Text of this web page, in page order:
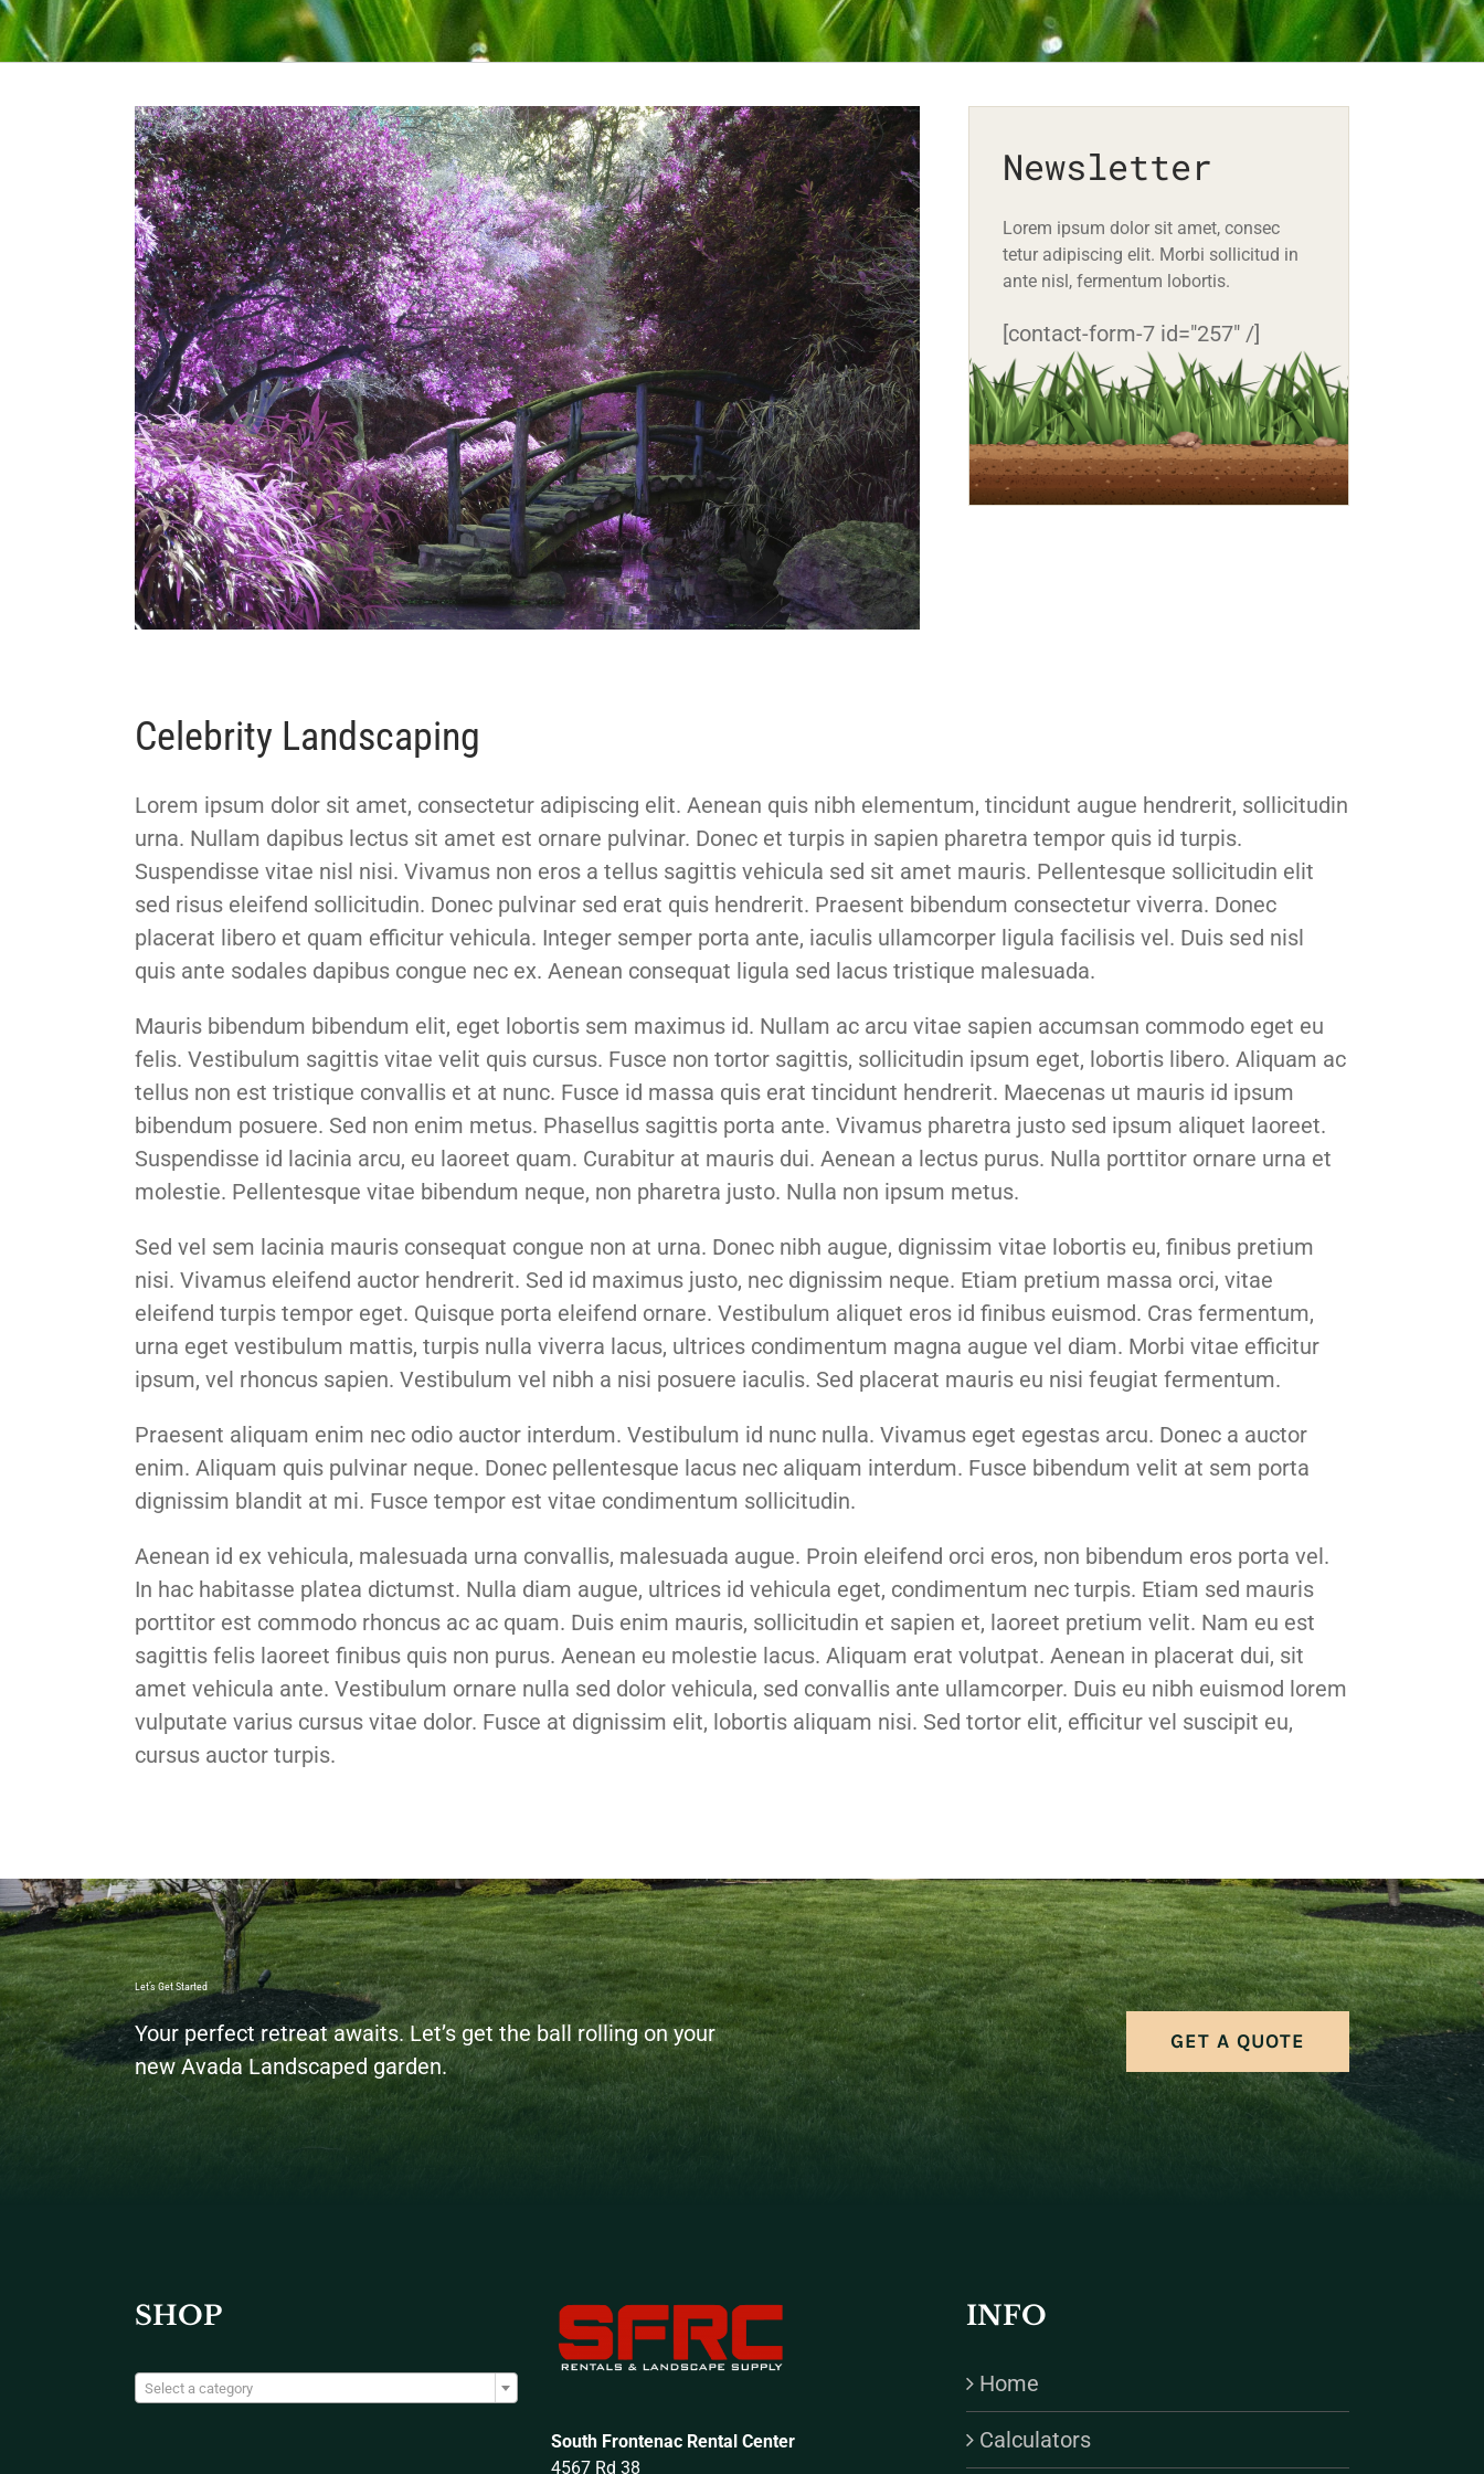
Newsletter
Lorem ipsum dolor sit amet, consec
tetur adipiscing elit. Morbi sollicitud in
ante nisl, fermentum lobortis.
[contact-form-7 id="257" /]
Celebrity Landscaping
Lorem ipsum dolor sit amet, consectetur adipiscing elit. Aenean quis nibh elementum, tincidunt augue hendrerit, sollicitudin
urna. Nullam dapibus lectus sit amet est ornare pulvinar. Donec et turpis in sapien pharetra tempor quis id turpis.
Suspendisse vitae nisl nisi. Vivamus non eros a tellus sagittis vehicula sed sit amet mauris. Pellentesque sollicitudin elit
sed risus eleifend sollicitudin. Donec pulvinar sed erat quis hendrerit. Praesent bibendum consectetur viverra. Donec
placerat libero et quam efficitur vehicula. Integer semper porta ante, iaculis ullamcorper ligula facilisis vel. Duis sed nisl
quis ante sodales dapibus congue nec ex. Aenean consequat ligula sed lacus tristique malesuada.
Mauris bibendum bibendum elit, eget lobortis sem maximus id. Nullam ac arcu vitae sapien accumsan commodo eget eu
felis. Vestibulum sagittis vitae velit quis cursus. Fusce non tortor sagittis, sollicitudin ipsum eget, lobortis libero. Aliquam ac
tellus non est tristique convallis et at nunc. Fusce id massa quis erat tincidunt hendrerit. Maecenas ut mauris id ipsum
bibendum posuere. Sed non enim metus. Phasellus sagittis porta ante. Vivamus pharetra justo sed ipsum aliquet laoreet.
Suspendisse id lacinia arcu, eu laoreet quam. Curabitur at mauris dui. Aenean a lectus purus. Nulla porttitor ornare urna et
molestie. Pellentesque vitae bibendum neque, non pharetra justo. Nulla non ipsum metus.
Sed vel sem lacinia mauris consequat congue non at urna. Donec nibh augue, dignissim vitae lobortis eu, finibus pretium
nisi. Vivamus eleifend auctor hendrerit. Sed id maximus justo, nec dignissim neque. Etiam pretium massa orci, vitae
eleifend turpis tempor eget. Quisque porta eleifend ornare. Vestibulum aliquet eros id finibus euismod. Cras fermentum,
urna eget vestibulum mattis, turpis nulla viverra lacus, ultrices condimentum magna augue vel diam. Morbi vitae efficitur
ipsum, vel rhoncus sapien. Vestibulum vel nibh a nisi posuere iaculis. Sed placerat mauris eu nisi feugiat fermentum.
Praesent aliquam enim nec odio auctor interdum. Vestibulum id nunc nulla. Vivamus eget egestas arcu. Donec a auctor
enim. Aliquam quis pulvinar neque. Donec pellentesque lacus nec aliquam interdum. Fusce bibendum velit at sem porta
dignissim blandit at mi. Fusce tempor est vitae condimentum sollicitudin.
Aenean id ex vehicula, malesuada urna convallis, malesuada augue. Proin eleifend orci eros, non bibendum eros porta vel.
In hac habitasse platea dictumst. Nulla diam augue, ultrices id vehicula eget, condimentum nec turpis. Etiam sed mauris
porttitor est commodo rhoncus ac ac quam. Duis enim mauris, sollicitudin et sapien et, laoreet pretium velit. Nam eu est
sagittis felis laoreet finibus quis non purus. Aenean eu molestie lacus. Aliquam erat volutpat. Aenean in placerat dui, sit
amet vehicula ante. Vestibulum ornare nulla sed dolor vehicula, sed convallis ante ullamcorper. Duis eu nibh euismod lorem
vulputate varius cursus vitae dolor. Fusce at dignissim elit, lobortis aliquam nisi. Sed tortor elit, efficitur vel suscipit eu,
cursus auctor turpis.
Let’s Get Started
Your perfect retreat awaits. Let’s get the ball rolling on your
new Avada Landscaped garden.
GET A QUOTE
SHOP
Select a category
South Frontenac Rental Center
4567 Rd 38
INFO
Home
Calculators